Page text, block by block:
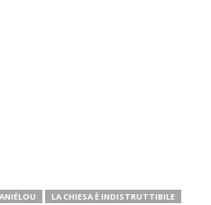
LA CHIESA È INDISTRUTTIBILE